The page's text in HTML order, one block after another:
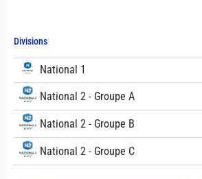
Divisions
National 1
National 2 - Groupe A
National 2 - Groupe B
National 2 - Groupe C